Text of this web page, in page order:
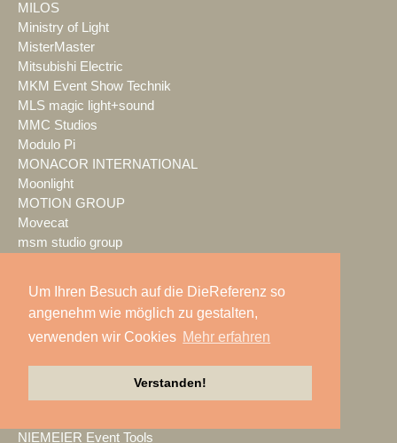
Um Ihren Besuch auf die DieReferenz so
angenehm wie möglich zu gestalten,
verwenden wir Cookies Mehr erfahren
Verstanden!
MILOS
Ministry of Light
MisterMaster
Mitsubishi Electric
MKM Event Show Technik
MLS magic light+sound
MMC Studios
Modulo Pi
MONACOR INTERNATIONAL
Moonlight
MOTION GROUP
Movecat
msm studio group
MUTEC
NEC Display Solutions
NEEC Audio
Nexo
NIEMEIER Event Tools